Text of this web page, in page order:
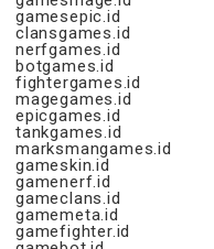
gamesepic.id
clansgames.id
nerfgames.id
botgames.id
fightergames.id
magegames.id
epicgames.id
tankgames.id
marksmangames.id
gameskin.id
gamenerf.id
gameclans.id
gamemeta.id
gamefighter.id